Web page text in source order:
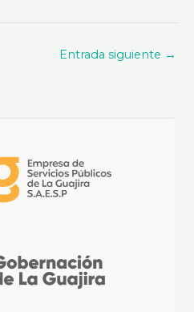
Entrada siguiente →